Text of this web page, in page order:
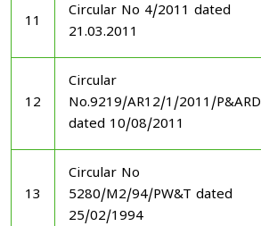
11
Circular No 4/2011 dated
21.03.2011
12
Circular
No.9219/AR12/1/2011/P&ARD
dated 10/08/2011
13
Circular No
5280/M2/94/PW&T dated
25/02/1994